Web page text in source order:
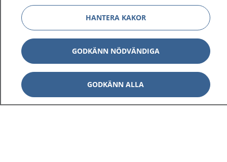
HANTERA KAKOR
GODKÄNN NÖDVÄNDIGA
GODKÄNN ALLA